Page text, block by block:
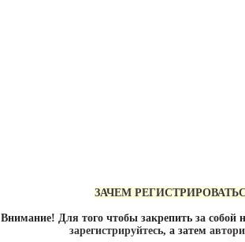
ЗАЧЕМ
Внимание! Для того чтобы закрепить за собой
зарегистрируйтесь, а затем